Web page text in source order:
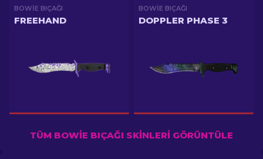
BOWIE BIÇAĞI
FREEHAND
BOWIE BIÇAĞI
DOPPLER PHASE 3
TÜM BOWIE BIÇAĞI SKINLERI GÖRÜNTÜLE